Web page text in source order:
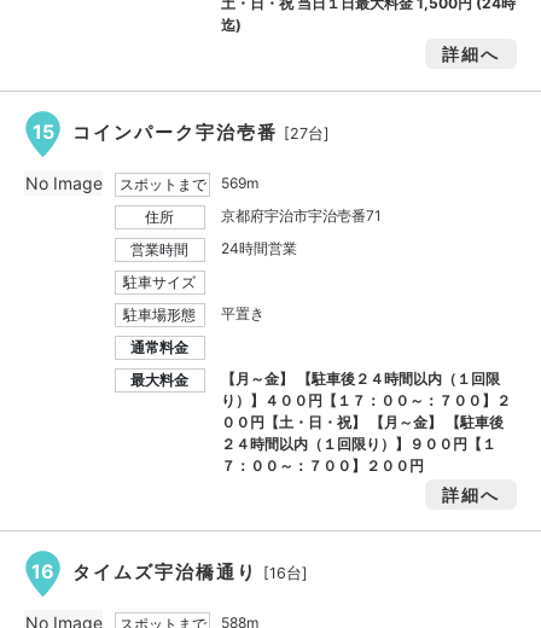
迄)
詳細へ
15 コインパーク宇治壱番 [27台]
スポットまで
569m
住所
京都府宇治市宇治壱番71
営業時間
24時間営業
駐車サイズ
駐車場形態
平置き
通常料金
最大料金
【月～金】 【駐車後２４時間以内（１回限
り）】４００円【１７：００～：７００】２
００円【土・日・祝】 【月～金】 【駐車後
２４時間以内（１回限り）】９００円【１
７：００～：７００】２００円
詳細へ
No Image
16 タイムズ宇治橋通り [16台]
スポットまで
588m
No Image